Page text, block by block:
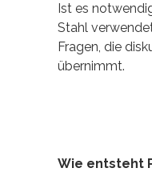
Ist es
Stahl
Fragen, die
übernimmt.
Wie entsteht